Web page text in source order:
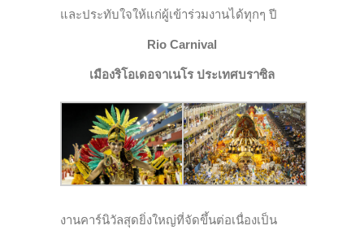
และประทับใจให้แก่ผู้เข้าร่วมงานได้ทุกๆ ปี
Rio Carnival
เมืองริโอเดอจาเนโร ประเทศบราซิล
งานคาร์นิวัลสุดยิ่งใหญ่ที่จัดขึ้นต่อเนื่องเป็น